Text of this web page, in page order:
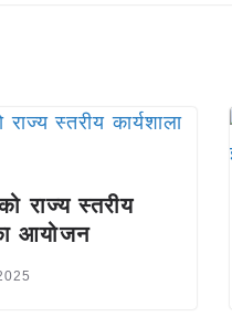
राज्य स्तरीय
का आयोजन